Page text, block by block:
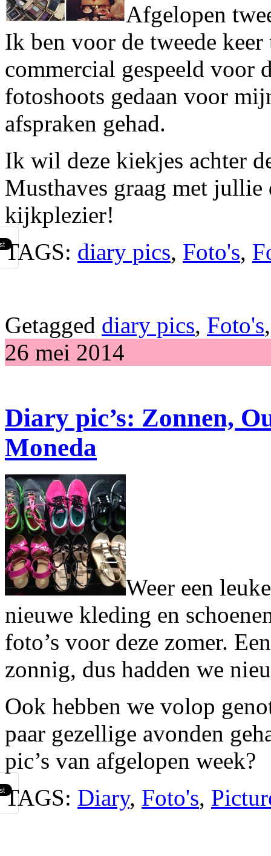
Afgelopen
Ik ben voor de tweede
commercial gespeeld voor
fotoshoots gedaan voor
afspraken gehad.
Ik wil deze kiekjes achter
Musthaves graag met
kijkplezier!
TAGS: diary pics, Foto's,
Getagged diary pics, Foto's
26 mei 2014
Diary pic’s: Zonnen,
Moneda
Weer een
nieuwe kleding en
foto’s voor deze zomer.
zonnig, dus hadden we
Ook hebben we volop
paar gezellige avonden
pic’s van afgelopen week?
TAGS: Diary, Foto's,